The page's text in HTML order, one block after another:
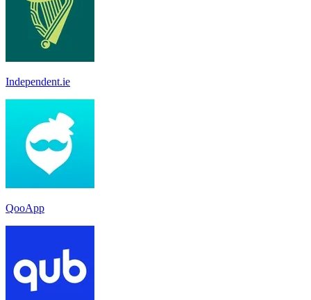
Independent.ie
QooApp